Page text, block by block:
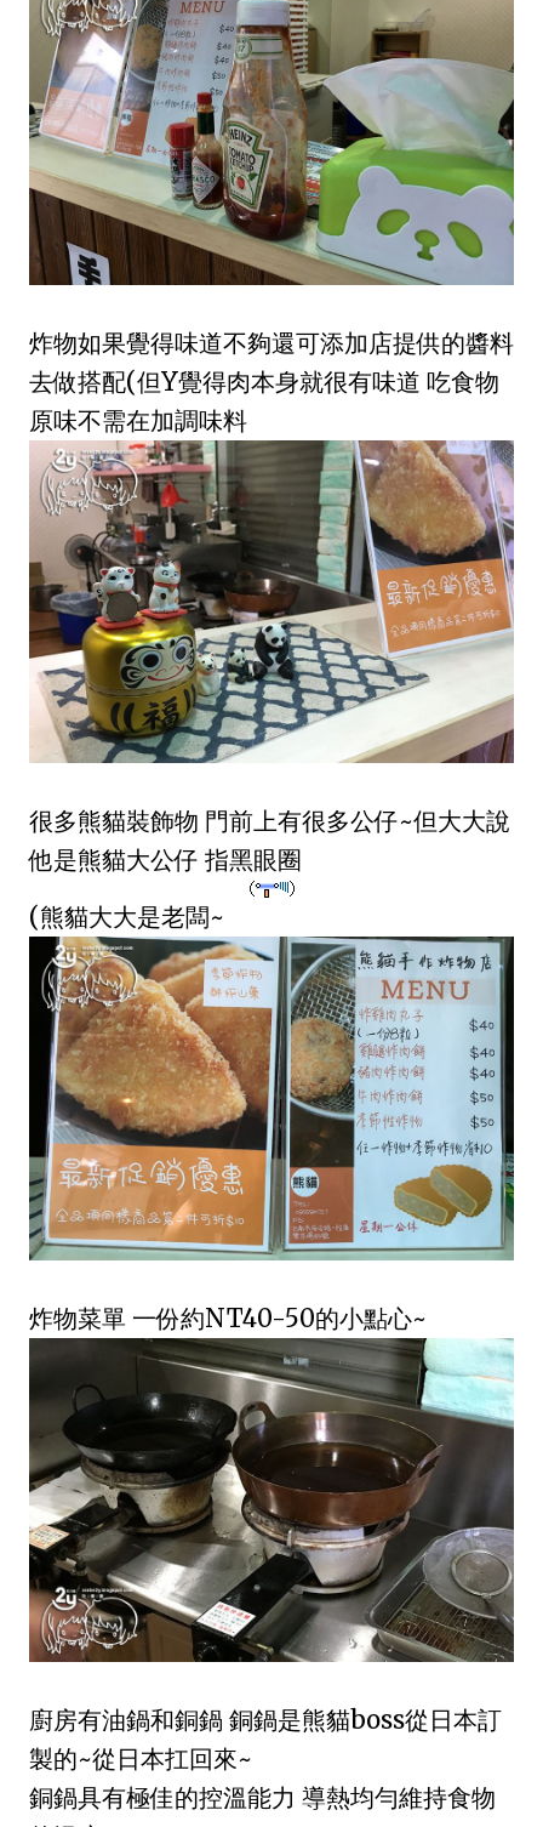
炸物如果覺得味道不夠還可添加店提供的醬料
去做搭配(但Y覺得肉本身就很有味道 吃食物
原味不需在加調味料
很多熊貓裝飾物 門前上有很多公仔~但大大說
他是熊貓大公仔 指黑眼圈
(熊貓大大是老闆~
炸物菜單 一份約NT40-50的小點心~
廚房有油鍋和銅鍋 銅鍋是熊貓boss從日本訂
製的~從日本扛回來~
銅鍋具有極佳的控溫能力 導熱均勻維持食物